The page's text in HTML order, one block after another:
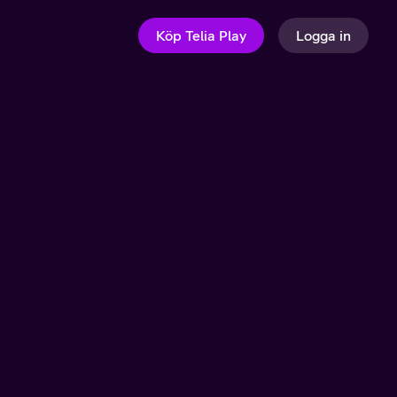
Köp Telia Play Logga in